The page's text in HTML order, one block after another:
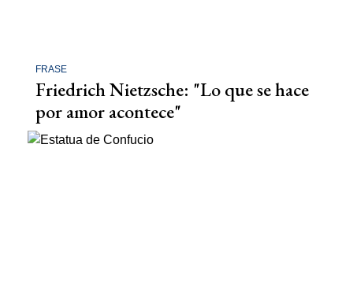
FRASE
Friedrich Nietzsche: "Lo que se hace
por amor acontece"